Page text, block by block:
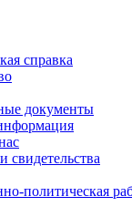
справка
документы
свидетельства
политическая